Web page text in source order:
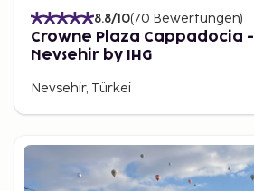
8.8/10(70 Bewertungen)
Crowne Plaza Cappadocia -
Nevsehir by IHG
Nevsehir, Türkei